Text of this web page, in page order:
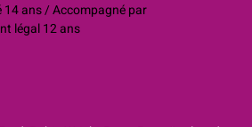
14 ans / Accompagné par
légal 12 ans